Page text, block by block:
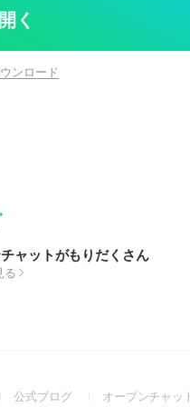
く
ンロード
ャットがもりだくさん
る
公式ブログ
(Openオープンチャッ